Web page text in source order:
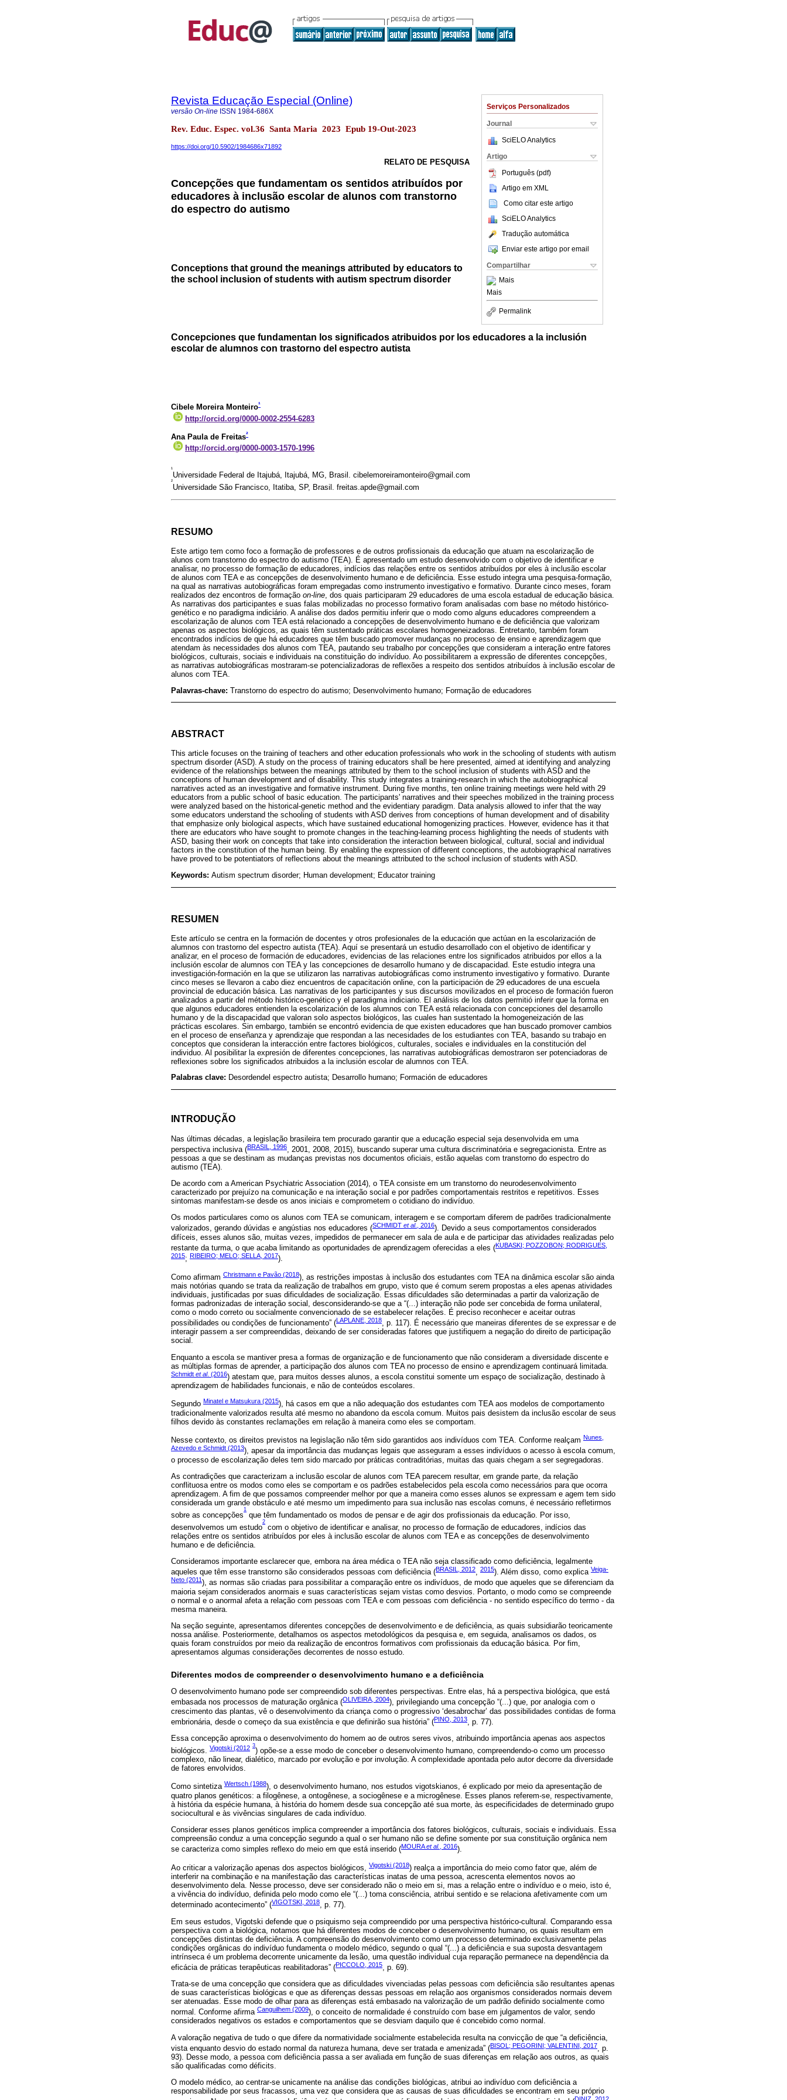
Serviços Personalizados
Journal
SciELO Analytics
Artigo
Português (pdf)
Artigo em XML
Como citar este artigo
SciELO Analytics
Tradução automática
Enviar este artigo por email
Compartilhar
Mais
Mais
Permalink
Revista Educação Especial (Online)
versão On-line ISSN 1984-686X
Rev. Educ. Espec. vol.36 Santa Maria 2023 Epub 19-Out-2023
https://doi.org/10.5902/1984686x71892
RELATO DE PESQUISA
Concepções que fundamentam os sentidos atribuídos por
educadores à inclusão escolar de alunos com transtorno
do espectro do autismo
Conceptions that ground the meanings attributed by educators to
the school inclusion of students with autism spectrum disorder
Concepciones que fundamentan los significados atribuidos por los educadores a la inclusión
escolar de alumnos con trastorno del espectro autista
Cibele Moreira Monteiro¹
http://orcid.org/0000-0002-2554-6283
Ana Paula de Freitas²
http://orcid.org/0000-0003-1570-1996
¹
Universidade Federal de Itajubá, Itajubá, MG, Brasil. cibelemoreiramonteiro@gmail.com
²
Universidade São Francisco, Itatiba, SP, Brasil. freitas.apde@gmail.com
RESUMO
Este artigo tem como foco a formação de professores e de outros profissionais da educação que atuam na escolarização de
alunos com transtorno do espectro do autismo (TEA). É apresentado um estudo desenvolvido com o objetivo de identificar e
analisar, no processo de formação de educadores, indícios das relações entre os sentidos atribuídos por eles à inclusão escolar
de alunos com TEA e as concepções de desenvolvimento humano e de deficiência. Esse estudo integra uma pesquisa-formação,
na qual as narrativas autobiográficas foram empregadas como instrumento investigativo e formativo. Durante cinco meses, foram
realizados dez encontros de formação on-line , dos quais participaram 29 educadores de uma escola estadual de educação básica.
As narrativas dos participantes e suas falas mobilizadas no processo formativo foram analisadas com base no método histórico-
genético e no paradigma indiciário. A análise dos dados permitiu inferir que o modo como alguns educadores compreendem a
escolarização de alunos com TEA está relacionado a concepções de desenvolvimento humano e de deficiência que valorizam
apenas os aspectos biológicos, as quais têm sustentado práticas escolares homogeneizadoras. Entretanto, também foram
encontrados indícios de que há educadores que têm buscado promover mudanças no processo de ensino e aprendizagem que
atendam às necessidades dos alunos com TEA, pautando seu trabalho por concepções que consideram a interação entre fatores
biológicos, culturais, sociais e individuais na constituição do indivíduo. Ao possibilitarem a expressão de diferentes concepções,
as narrativas autobiográficas mostraram-se potencializadoras de reflexões a respeito dos sentidos atribuídos à inclusão escolar de
alunos com TEA.
Palavras-chave: Transtorno do espectro do autismo; Desenvolvimento humano; Formação de educadores
ABSTRACT
This article focuses on the training of teachers and other education professionals who work in the schooling of students with autism
spectrum disorder (ASD). A study on the process of training educators shall be here presented, aimed at identifying and analyzing
evidence of the relationships between the meanings attributed by them to the school inclusion of students with ASD and the
conceptions of human development and of disability. This study integrates a training-research in which the autobiographical
narratives acted as an investigative and formative instrument. During five months, ten online training meetings were held with 29
educators from a public school of basic education. The participants' narratives and their speeches mobilized in the training process
were analyzed based on the historical-genetic method and the evidentiary paradigm. Data analysis allowed to infer that the way
some educators understand the schooling of students with ASD derives from conceptions of human development and of disability
that emphasize only biological aspects, which have sustained educational homogenizing practices. However, evidence has it that
there are educators who have sought to promote changes in the teaching-learning process highlighting the needs of students with
ASD, basing their work on concepts that take into consideration the interaction between biological, cultural, social and individual
factors in the constitution of the human being. By enabling the expression of different conceptions, the autobiographical narratives
have proved to be potentiators of reflections about the meanings attributed to the school inclusion of students with ASD.
Keywords: Autism spectrum disorder; Human development; Educator training
RESUMEN
Este artículo se centra en la formación de docentes y otros profesionales de la educación que actúan en la escolarización de
alumnos con trastorno del espectro autista (TEA). Aquí se presentará un estudio desarrollado con el objetivo de identificar y
analizar, en el proceso de formación de educadores, evidencias de las relaciones entre los significados atribuidos por ellos a la
inclusión escolar de alumnos con TEA y las concepciones de desarrollo humano y de discapacidad. Este estudio integra una
investigación-formación en la que se utilizaron las narrativas autobiográficas como instrumento investigativo y formativo. Durante
cinco meses se llevaron a cabo diez encuentros de capacitación online, con la participación de 29 educadores de una escuela
provincial de educación básica. Las narrativas de los participantes y sus discursos movilizados en el proceso de formación fueron
analizados a partir del método histórico-genético y el paradigma indiciario. El análisis de los datos permitió inferir que la forma en
que algunos educadores entienden la escolarización de los alumnos con TEA está relacionada con concepciones del desarrollo
humano y de la discapacidad que valoran solo aspectos biológicos, las cuales han sustentado la homogeneización de las
prácticas escolares. Sin embargo, también se encontró evidencia de que existen educadores que han buscado promover cambios
en el proceso de enseñanza y aprendizaje que respondan a las necesidades de los estudiantes con TEA, basando su trabajo en
conceptos que consideran la interacción entre factores biológicos, culturales, sociales e individuales en la constitución del
individuo. Al posibilitar la expresión de diferentes concepciones, las narrativas autobiográficas demostraron ser potenciadoras de
reflexiones sobre los significados atribuidos a la inclusión escolar de alumnos con TEA.
Palabras clave: Desordendel espectro autista; Desarrollo humano; Formación de educadores
INTRODUÇÃO
Nas últimas décadas, a legislação brasileira tem procurado garantir que a educação especial seja desenvolvida em uma
perspectiva inclusiva (BRASIL, 1996
, 2001, 2008, 2015), buscando superar uma cultura discriminatória e segregacionista. Entre as
pessoas a que se destinam as mudanças previstas nos documentos oficiais, estão aquelas com transtorno do espectro do
autismo (TEA).
De acordo com a American Psychiatric Association (2014), o TEA consiste em um transtorno do neurodesenvolvimento
caracterizado por prejuízo na comunicação e na interação social e por padrões comportamentais restritos e repetitivos. Esses
sintomas manifestam-se desde os anos iniciais e comprometem o cotidiano do indivíduo.
Os modos particulares como os alunos com TEA se comunicam, interagem e se comportam diferem de padrões tradicionalmente
valorizados, gerando dúvidas e angústias nos educadores (SCHMIDT et al., 2016). Devido a seus comportamentos considerados
difíceis, esses alunos são, muitas vezes, impedidos de permanecer em sala de aula e de participar das atividades realizadas pelo
restante da turma, o que acaba limitando as oportunidades de aprendizagem oferecidas a eles (KUBASKI; POZZOBON; RODRIGUES,
2015; RIBEIRO; MELO; SELLA, 2017).
Como afirmam Christmann e Pavão (2018), as restrições impostas à inclusão dos estudantes com TEA na dinâmica escolar são ainda
mais notórias quando se trata da realização de trabalhos em grupo, visto que é comum serem propostas a eles apenas atividades
individuais, justificadas por suas dificuldades de socialização. Essas dificuldades são determinadas a partir da valorização de
formas padronizadas de interação social, desconsiderando-se que a “(...) interação não pode ser concebida de forma unilateral,
como o modo correto ou socialmente convencionado de se estabelecer relações. É preciso reconhecer e aceitar outras
possibilidades ou condições de funcionamento” (LAPLANE, 2018, p. 117). É necessário que maneiras diferentes de se expressar e de
interagir passem a ser compreendidas, deixando de ser consideradas fatores que justifiquem a negação do direito de participação
social.
Enquanto a escola se mantiver presa a formas de organização e de funcionamento que não consideram a diversidade discente e
as múltiplas formas de aprender, a participação dos alunos com TEA no processo de ensino e aprendizagem continuará limitada.
Schmidt et al. (2016) atestam que, para muitos desses alunos, a escola constitui somente um espaço de socialização, destinado à
aprendizagem de habilidades funcionais, e não de conteúdos escolares.
Segundo Minatel e Matsukura (2015), há casos em que a não adequação dos estudantes com TEA aos modelos de comportamento
tradicionalmente valorizados resulta até mesmo no abandono da escola comum. Muitos pais desistem da inclusão escolar de seus
filhos devido às constantes reclamações em relação à maneira como eles se comportam.
Nesse contexto, os direitos previstos na legislação não têm sido garantidos aos indivíduos com TEA. Conforme realçam Nunes,
Azevedo e Schmidt (2013), apesar da importância das mudanças legais que asseguram a esses indivíduos o acesso à escola comum,
o processo de escolarização deles tem sido marcado por práticas contraditórias, muitas das quais chegam a ser segregadoras.
As contradições que caracterizam a inclusão escolar de alunos com TEA parecem resultar, em grande parte, da relação
conflituosa entre os modos como eles se comportam e os padrões estabelecidos pela escola como necessários para que ocorra
aprendizagem. A fim de que possamos compreender melhor por que a maneira como esses alunos se expressam e agem tem sido
considerada um grande obstáculo e até mesmo um impedimento para sua inclusão nas escolas comuns, é necessário refletirmos
sobre as concepções
1
que têm fundamentado os modos de pensar e de agir dos profissionais da educação. Por isso,
desenvolvemos um estudo
2
com o objetivo de identificar e analisar, no processo de formação de educadores, indícios das
relações entre os sentidos atribuídos por eles à inclusão escolar de alunos com TEA e as concepções de desenvolvimento
humano e de deficiência.
Consideramos importante esclarecer que, embora na área médica o TEA não seja classificado como deficiência, legalmente
aqueles que têm esse transtorno são considerados pessoas com deficiência (BRASIL, 2012, 2015). Além disso, como explica Veiga-
Neto (2011), as normas são criadas para possibilitar a comparação entre os indivíduos, de modo que aqueles que se diferenciam da
maioria sejam considerados anormais e suas características sejam vistas como desvios. Portanto, o modo como se compreende
o normal e o anormal afeta a relação com pessoas com TEA e com pessoas com deficiência - no sentido específico do termo - da
mesma maneira.
Na seção seguinte, apresentamos diferentes concepções de desenvolvimento e de deficiência, as quais subsidiarão teoricamente
nossa análise. Posteriormente, detalhamos os aspectos metodológicos da pesquisa e, em seguida, analisamos os dados, os
quais foram construídos por meio da realização de encontros formativos com profissionais da educação básica. Por fim,
apresentamos algumas considerações decorrentes de nosso estudo.
Diferentes modos de compreender o desenvolvimento humano e a deficiência
O desenvolvimento humano pode ser compreendido sob diferentes perspectivas. Entre elas, há a perspectiva biológica, que está
embasada nos processos de maturação orgânica (OLIVEIRA, 2004), privilegiando uma concepção “(...) que, por analogia com o
crescimento das plantas, vê o desenvolvimento da criança como o progressivo ‘desabrochar’ das possibilidades contidas de forma
embrionária, desde o começo da sua existência e que definirão sua história” (PINO, 2013
, p. 77).
Essa concepção aproxima o desenvolvimento do homem ao de outros seres vivos, atribuindo importância apenas aos aspectos
biológicos. Vigotski (2012 3
) opõe-se a esse modo de conceber o desenvolvimento humano, compreendendo-o como um processo
complexo, não linear, dialético, marcado por evolução e por involução. A complexidade apontada pelo autor decorre da diversidade
de fatores envolvidos.
Como sintetiza Wertsch (1988), o desenvolvimento humano, nos estudos vigotskianos, é explicado por meio da apresentação de
quatro planos genéticos: a filogênese, a ontogênese, a sociogênese e a microgênese. Esses planos referem-se, respectivamente,
à história da espécie humana, à história do homem desde sua concepção até sua morte, às especificidades de determinado grupo
sociocultural e às vivências singulares de cada indivíduo.
Considerar esses planos genéticos implica compreender a importância dos fatores biológicos, culturais, sociais e individuais. Essa
compreensão conduz a uma concepção segundo a qual o ser humano não se define somente por sua constituição orgânica nem
se caracteriza como simples reflexo do meio em que está inserido (MOURAet al. , 2016).
Ao criticar a valorização apenas dos aspectos biológicos, Vigotski (2018) realça a importância do meio como fator que, além de
interferir na combinação e na manifestação das características inatas de uma pessoa, acrescenta elementos novos ao
desenvolvimento dela. Nesse processo, deve ser considerado não o meio em si, mas a relação entre o indivíduo e o meio, isto é,
a vivência do indivíduo, definida pelo modo como ele “(...) toma consciência, atribui sentido e se relaciona afetivamente com um
determinado acontecimento” (VIGOTSKI, 2018, p. 77).
Em seus estudos, Vigotski defende que o psiquismo seja compreendido por uma perspectiva histórico-cultural. Comparando essa
perspectiva com a biológica, notamos que há diferentes modos de conceber o desenvolvimento humano, os quais resultam em
concepções distintas de deficiência. A compreensão do desenvolvimento como um processo determinado exclusivamente pelas
condições orgânicas do indivíduo fundamenta o modelo médico, segundo o qual “(...) a deficiência e sua suposta desvantagem
intrínseca é um problema decorrente unicamente da lesão, uma questão individual cuja reparação permanece na dependência da
eficácia de práticas terapêuticas reabilitadoras” (PICCOLO, 2015
, p. 69).
Trata-se de uma concepção que considera que as dificuldades vivenciadas pelas pessoas com deficiência são resultantes apenas
de suas características biológicas e que as diferenças dessas pessoas em relação aos organismos considerados normais devem
ser atenuadas. Esse modo de olhar para as diferenças está embasado na valorização de um padrão definido socialmente como
normal. Conforme afirma Canguilhem (2009), o conceito de normalidade é construído com base em julgamentos de valor, sendo
considerados negativos os estados e comportamentos que se desviam daquilo que é concebido como normal.
A valoração negativa de tudo o que difere da normatividade socialmente estabelecida resulta na convicção de que “a deficiência,
vista enquanto desvio do estado normal da natureza humana, deve ser tratada e amenizada” (BISOL; PEGORINI; VALENTINI, 2017, p.
93). Desse modo, a pessoa com deficiência passa a ser avaliada em função de suas diferenças em relação aos outros, as quais
são qualificadas como déficits.
O modelo médico, ao centrar-se unicamente na análise das condições biológicas, atribui ao indivíduo com deficiência a
responsabilidade por seus fracassos, uma vez que considera que as causas de suas dificuldades se encontram em seu próprio